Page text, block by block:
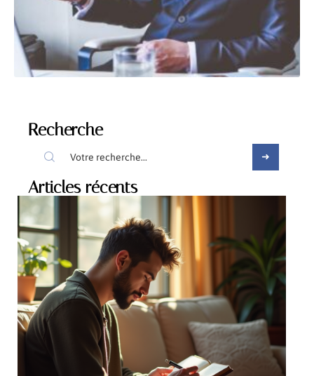
Recherche
Articles récents